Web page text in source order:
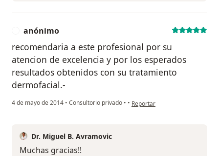
anónimo
recomendaria a este profesional por su
atencion de excelencia y por los esperados
resultados obtenidos con su tratamiento
dermofacial.-
4 de mayo de 2014 • Consultorio privado • • en opinión del usuario anónimo
Reportar
Dr. Miguel B. Avramovic
Muchas gracias!!